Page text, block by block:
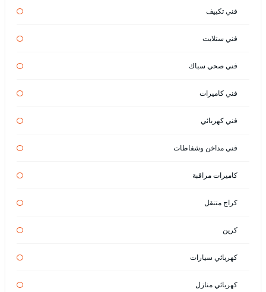
فني تكييف
فني ستلايت
فني صحي سباك
فني كاميرات
فني كهربائي
فني مداخن وشفاطات
كاميرات مراقبة
كراج متنقل
كرين
كهربائي سيارات
كهربائي منازل